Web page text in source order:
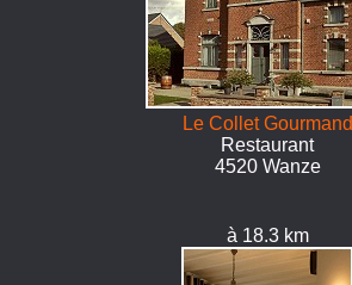
Le Collet Gourmand
Restaurant
4520 Wanze
à 18.3 km